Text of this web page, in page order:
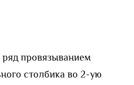
провязыванием
столбика во 2-ую